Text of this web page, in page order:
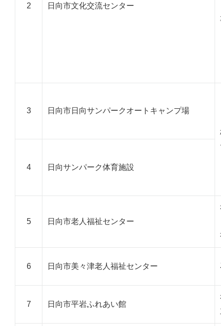
2 日向市文化交流センター
3 日向市日向サンパークオートキャンプ場
4 日向サンパーク体育施設
5 日向市老人福祉センター
6 日向市美々津老人福祉センター
7 日向市平岩ふれあい館